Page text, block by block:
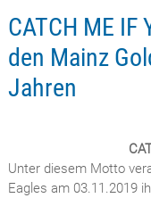
CATCH ME IF
den Mainz
Jahren
Unter diesem Motto
Eagles am 03.11.2019